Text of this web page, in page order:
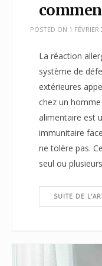
POSTED ON 1 FÉVRIER
La réaction
système de
extérieures
chez un
alimentaire est
immunitaire
ne tolère pas.
seul ou
SUITE DE